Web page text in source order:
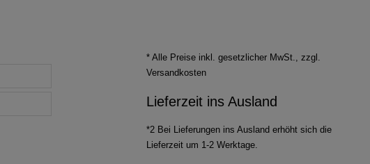
* Alle Preise inkl. gesetzlicher MwSt., zzgl.
Versandkosten
Lieferzeit ins Ausland
*2 Bei Lieferungen ins Ausland erhöht sich die
Lieferzeit um 1-2 Werktage.